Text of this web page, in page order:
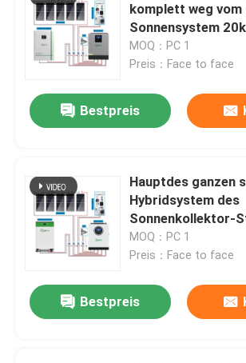
komplett weg
Sonnensystem
Gitter weg vom
Sonnensystem
MOQ：PC 1
Preis：Face to face
Bestpreis
Hauptdes ganzen
Hybridsystem des
Sonnenkollektor-
10kw 15kw 20kw
MOQ：PC 1
Preis：Face to face
Bestpreis